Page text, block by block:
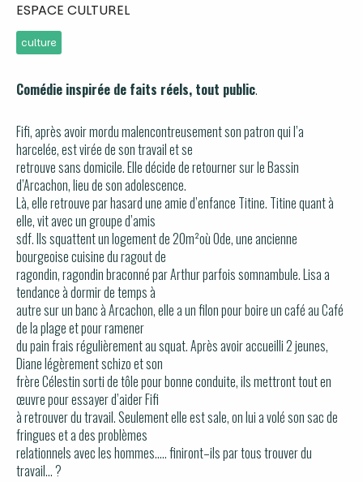
ESPACE CULTUREL
culture
Comédie inspirée de faits réels, tout public.
Fifi,après avoirmordumalencontreusementson patronquil’a
harcelée, estviréede son travailetse
retrouve sans domicile.Elledécidederetournersur le Bassin
d’Arcachon,lieu de sonadolescence.
Là,elleretrouve par hasard une amie d’enfance Titine. Titinequantà
elle,vit avecun groupe d’amis
sdf. Ilssquattentunlogementde20m²où Ode, une ancienne
bourgeoisecuisineduragout de
ragondin,ragondinbraconnépar Arthurparfoissomnambule.Lisaa
tendance à dormirde temps à
autresur un banc àArcachon, elle a un filonpour boire un café au Café
de la plageetpour ramener
du painfraisrégulièrement au squat.Après avoiraccueilli2 jeunes,
Dianelégèrementschizoetson
frèreCélestinsorti de tôlepour bonne conduite,ils mettront tout en
œuvrepouressayerd’aider Fifi
àretrouver du travail.Seulementelle estsale,onlui a volé sonsac de
fringueset a des problèmes
relationnelsavec les hommes…..finiront–ils partoustrouver du
travail…?